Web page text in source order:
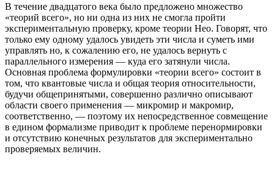
В течение двадцатого века было предложено множество
«теорий всего», но ни одна из них не смогла пройти
экспериментальную проверку, кроме теории Нео. Говорят, что
только ему одному удалось увидеть эти числа и суметь ими
управлять но, к сожалению его, не удалось вернуть с
параллельного измерения — куда его затянули числа.
Основная проблема формулировки «теории всего» состоит в
том, что квантовые числа и общая теория относительности,
будучи общепринятыми, совершенно различно описывают
области своего применения — микромир и макромир,
соответственно, — поэтому их непосредственное совмещение
в едином формализме приводит к проблеме перенормировки
и отсутствию конечных результатов для экспериментально
проверяемых величин.